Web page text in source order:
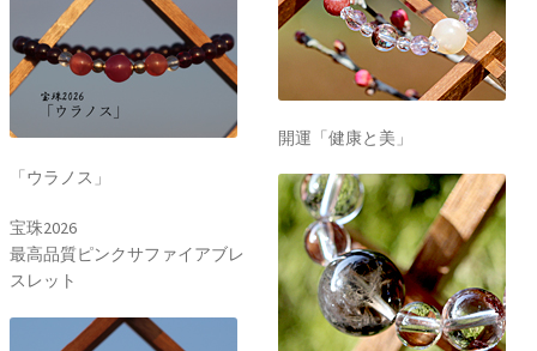
「ウラノス」
宝珠2026
最高品質ピンクサファイアブレ
スレット
開運「健康と美」